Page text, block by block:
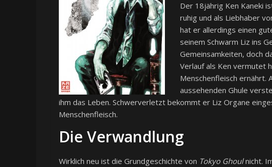
Der 18jährig Ken Kaneki
ruhig und als Liebhaber
hat er allerdings einen
seinem Schwarm Liz ins
Gemeinsamkeiten, doch
Verlauf als Ken vermutet
Menschenfleisch ernährt.
aussehenden Ghule
ihm das Leben. Schwerverletzt bekommt er Liz Organe
Menschenfleisch.
Die Verwandlung
Wirklich neu ist die Grundgeschichte von Tokyo Ghoulnicht.